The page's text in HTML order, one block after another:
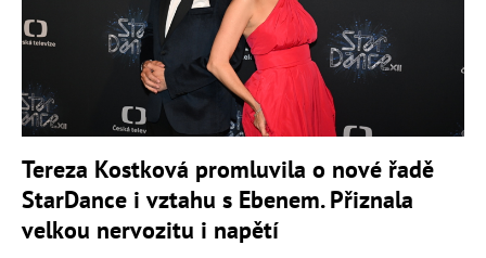
Tereza Kostková promluvila o nové řadě
StarDance i vztahu s Ebenem. Přiznala
velkou nervozitu i napětí